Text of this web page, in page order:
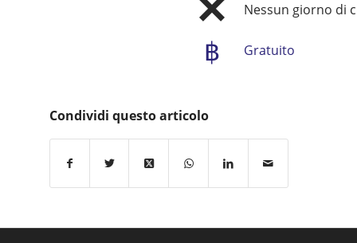
Nessun giorno di
฿ Gratuito
Condividi questo articolo